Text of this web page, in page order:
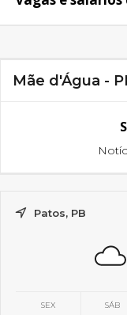
Mãe d'Água -
Patos, PB
SEX SÁB